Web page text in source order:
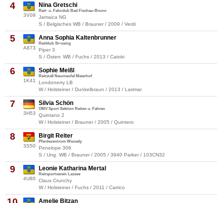
4
3V09
Nina Gretschi
Reit- u. Fahrclub Bad Fischau-Brunn
Jamaica NG
S / Belgisches WB / Brauner / 2009 / Verdi
5
A873
Anna Sophia Kaltenbrunner
Reitklub St÷ssing
Piper 3
S / Österr. WB / Fuchs / 2013 / Catoki
6
1K41
Sophie Meißl
Reitstall Neunteufel Meierhof
Londonerry LB
W / Holsteiner / Dunkelbraun / 2013 / Larimar
7
3H53
Silvia Schön
OMV Sport Sektion Reiten u. Fahren
Quintano 2
W / Holsteiner / Brauner / 2005 / Quintero
8
3S50
Birgit Reiter
Pferdezentrum Wessely
Penelope 306
S / Ung. WB / Brauner / 2005 / 3940 Parker / 103CN32
9
4U80
Leonie Katharina Mertal
Reitsportverein Lassee
Claus Crunchy
W / Holsteiner / Fuchs / 2011 / Carrico
Amelie Bitzan